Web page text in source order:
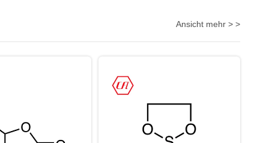
Ansicht mehr > >